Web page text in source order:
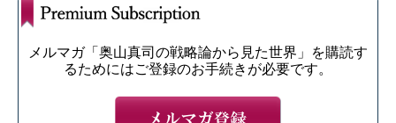
メルマガ「奥山真司の戦略論から見た世界」を購読す
るためにはご登録のお手続きが必要です。